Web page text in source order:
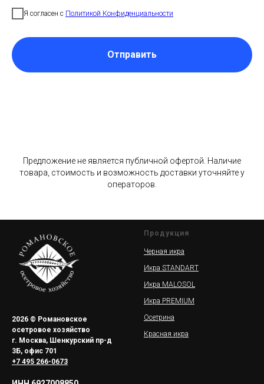
Я согласен с Политикой Конфиденциальности
Отправить
Предложение не является публичной офертой. Наличие
товара, стоимость и возможность доставки уточняйте у
операторов.
2026 © Романовское
осетровое хозяйство
г. Москва, Шенкурский пр-д
3Б, офис 701
+7 495 266-0673
Продукция
Черная икра
Икра STANDART
Икра MALOSOL
Икра PREMIUM
Осетрина
Красная икра